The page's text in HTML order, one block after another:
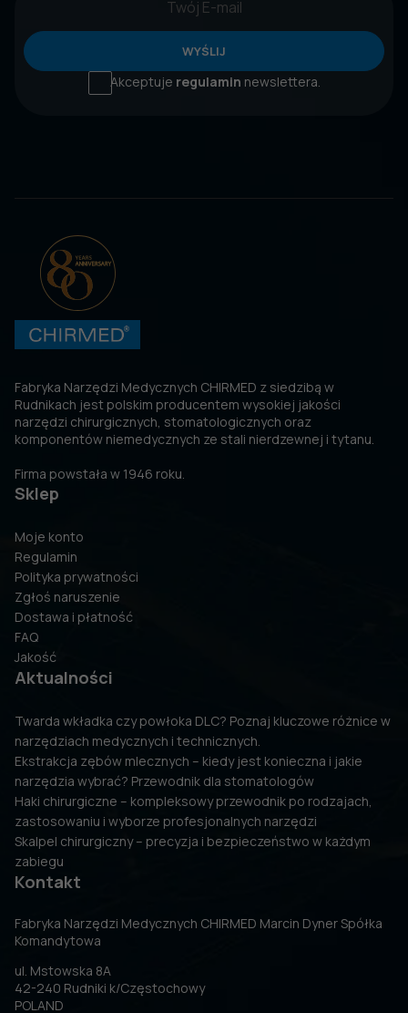
WYŚLIJ
Akceptuje regulamin newslettera.
Fabryka Narzędzi Medycznych CHIRMED z siedzibą w
Rudnikach jest polskim producentem wysokiej jakości
narzędzi chirurgicznych, stomatologicznych oraz
komponentów niemedycznych ze stali nierdzewnej i tytanu.
Firma powstała w 1946 roku.
Sklep
Moje konto
Regulamin
Polityka prywatności
Zgłoś naruszenie
Dostawa i płatność
FAQ
Jakość
Aktualności
Twarda wkładka czy powłoka DLC? Poznaj kluczowe różnice w
narzędziach medycznych i technicznych.
Ekstrakcja zębów mlecznych – kiedy jest konieczna i jakie
narzędzia wybrać? Przewodnik dla stomatologów
Haki chirurgiczne – kompleksowy przewodnik po rodzajach,
zastosowaniu i wyborze profesjonalnych narzędzi
Skalpel chirurgiczny – precyzja i bezpieczeństwo w każdym
zabiegu
Kontakt
Fabryka Narzędzi Medycznych CHIRMED Marcin Dyner Spółka
Komandytowa
ul. Mstowska 8A
42-240 Rudniki k/Częstochowy
POLAND